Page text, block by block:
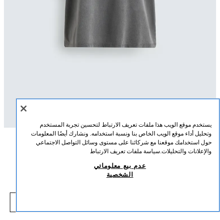
الوصف التركيبالقياسات
قصة عادية - ياقة دائرية - طول عادي - أكمام قصيرة
تعاون خاص Dylan´s T-Shirt Club x Zara.
رمادي 0085/089/802
AMBLIN X DYLAN´S T-SHIRT CLUB X ZARA
12,000 IQD
IQD
يستخدم موقع الويب هذا ملفات تعريف الارتباط لتحسين تجربة المستخدم
وتحليل أداء موقع الويب الخاص بنا ونسبة استخدامه. ونشارك أيضًا المعلومات
حول استخدامك موقعنا مع شركائنا على مستوى وسائل التواصل الاجتماعي
والإعلانات والتحليلات.سياسة ملفات تعريف الارتباط
عدم بيع معلوماتي
الشخصية